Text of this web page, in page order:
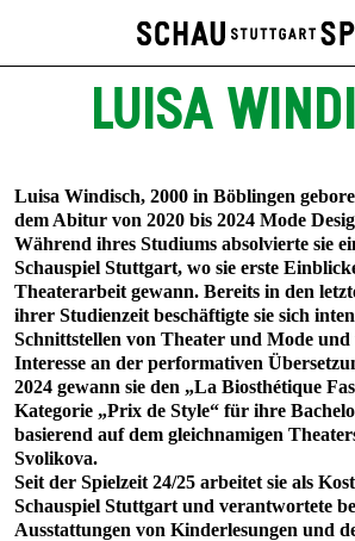
LUISA
Luisa Windisch, 2000 in Böblingen
dem Abitur von 2020 bis 2024 Mode
Während ihres Studiums absolvierte sie
Schauspiel Stuttgart, wo sie erste
Theaterarbeit gewann. Bereits in den
ihrer Studienzeit beschäftigte sie sich
Schnittstellen von Theater und Mode
Interesse an der performativen
2024 gewann sie den „La Biosthétique
Kategorie „Prix de Style“ für ihre
basierend auf dem gleichnamigen
Svolikova.
Seit der Spielzeit 24/25 arbeitet sie als
Schauspiel Stuttgart und verantwortete
Ausstattungen von Kinderlesungen und